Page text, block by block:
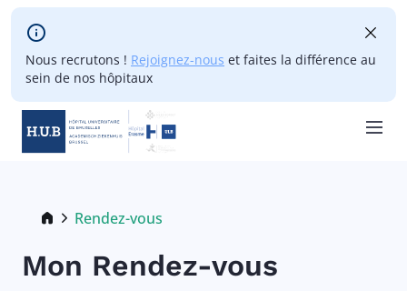
Skip to main content
Nous recrutons ! Rejoignez-nous et faites la différence au
sein de nos hôpitaux
Breadcrumb
Current:
Rendez-vous
Mon Rendez-vous